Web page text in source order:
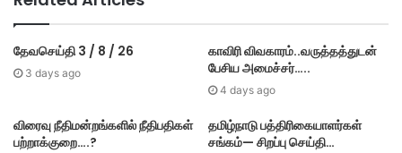
தேவசெய்தி 3 / 8 / 26
3 days ago
காவிரி விவகாரம்..வருத்தத்துடன்
பேசிய அமைச்சர்…..
4 days ago
விரைவு நீதிமன்றங்களில் நீதிபதிகள்
பற்றாக்குறை….?
தமிழ்நாடு பத்திரிகையாளர்கள்
சங்கம்— சிறப்பு செய்தி…